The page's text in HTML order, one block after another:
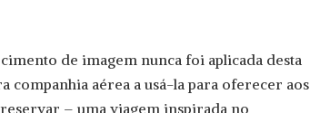
de imagem nunca foi aplicada desta
companhia aérea a usá-la para oferecer aos
– uma viagem inspirada no